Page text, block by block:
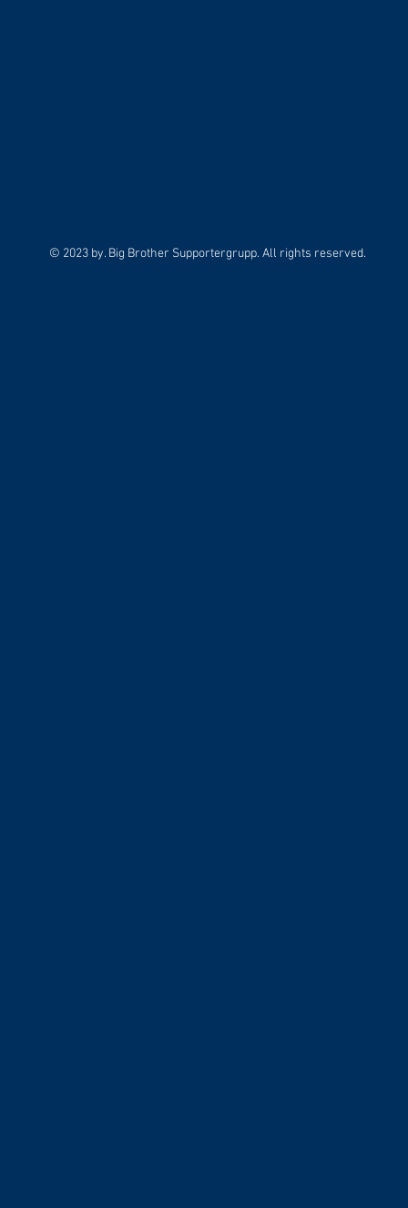
© 2023 by. Big Brother Supportergrupp. All rights reserved.